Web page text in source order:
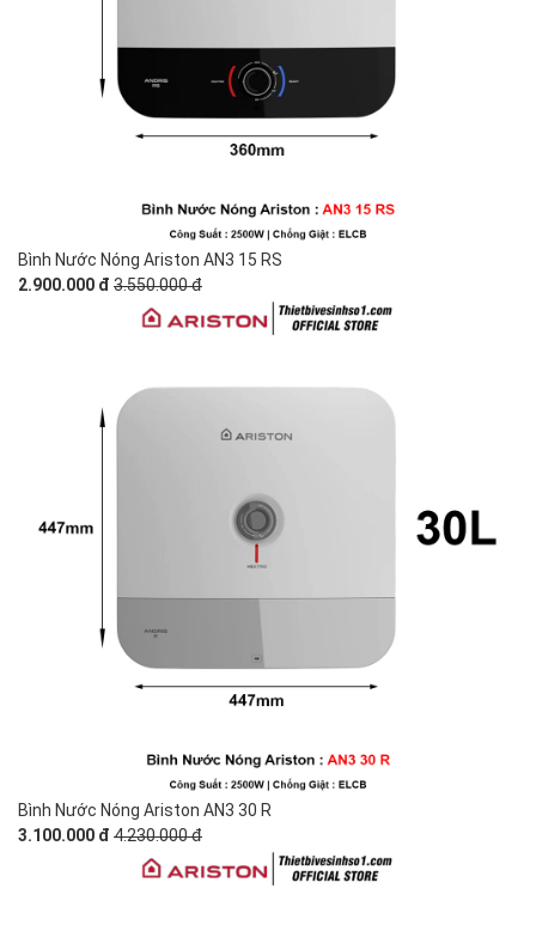
Bình Nước Nóng Ariston AN3 15 RS
2.900.000 đ 3.550.000 đ
Bình Nước Nóng Ariston AN3 30 R
3.100.000 đ 4.230.000 đ